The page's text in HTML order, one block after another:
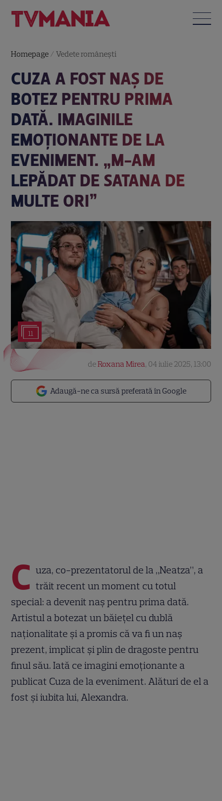
Homepage /Vedete româneşti
CUZA A FOST NAȘ DE
BOTEZ PENTRU PRIMA
DATĂ. IMAGINILE
EMOȚIONANTE DE LA
EVENIMENT. „M-AM
LEPĂDAT DE SATANA DE
MULTE ORI”
11
Adaugă-ne ca sursă preferată în Google
deRoxana Mirea, 04 iulie 2025, 13:00
C uza, co-prezentatorul de la „Neatza”, a
trăit recent un moment cu totul
special: a devenit naș pentru prima dată.
Artistul a botezat un băiețel cu dublă
naționalitate și a promis că va fi un naș
prezent, implicat și plin de dragoste pentru
finul său. Iată ce imagini emoționante a
publicat Cuza de la eveniment. Alături de el a
fost și iubita lui, Alexandra.